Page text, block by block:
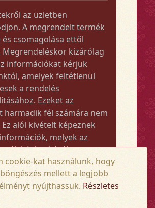
az üzletben
A megrendelt termék
és csomagolása ettől
Megrendeléskor kizárólag
információkat kérjük
amelyek feltétlenül
a rendelés
Ezeket az
harmadik fél számára nem
alól kivételt képeznek
melyek az
kézbesítéséhez vagy
szükségesek.
a megrendelt termék
az 50.000 Ft-ot,
cookie-kat használunk, hogy
mellett a legjobb
nyújthassuk. Részletes